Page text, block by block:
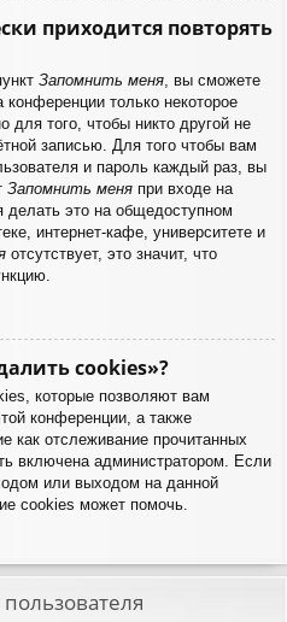
приходится повторять
Запомнить меня , вы сможете
только некоторое
для того, чтобы никто другой не
записью. Для того чтобы вам
и пароль каждый раз, вы
Запомнить меня при входе на
это на общедоступном
интернет-кафе, университете и
отсутствует, это значит, что
cookies»?
которые позволяют вам
конференции, а также
как отслеживание прочитанных
включена администратором. Если
или выходом на данной
cookies может помочь.